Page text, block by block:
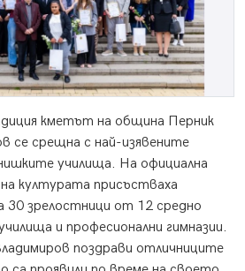
кметът на община Перник
се срещна с най-изявените
училища. На официална
културата присъстваха
30 зрелостници от 12 средно
и професионални гимназии.
поздрави отличниците